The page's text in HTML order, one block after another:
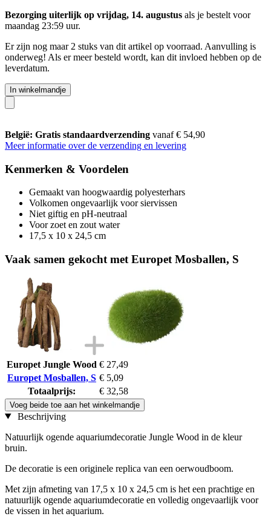
Bezorging uiterlijk op vrijdag, 14. augustus als je bestelt voor
maandag 23:59 uur.
Er zijn nog maar 2 stuks van dit artikel op voorraad. Aanvulling is
onderweg! Als er meer besteld wordt, kan dit invloed hebben op de
leverdatum.
In winkelmandje
België: Gratis standaardverzending vanaf € 54,90
Meer informatie over de verzending en levering
Kenmerken & Voordelen
Gemaakt van hoogwaardig polyesterhars
Volkomen ongevaarlijk voor siervissen
Niet giftig en pH-neutraal
Voor zoet en zout water
17,5 x 10 x 24,5 cm
Vaak samen gekocht met Europet Mosballen, S
Europet Jungle Wood € 27,49
Europet Mosballen, S € 5,09
Totaalprijs:
€ 32,58
Voeg beide toe aan het winkelmandje
Beschrijving
Natuurlijk ogende aquariumdecoratie Jungle Wood in de kleur
bruin.
De decoratie is een originele replica van een oerwoudboom.
Met zijn afmeting van 17,5 x 10 x 24,5 cm is het een prachtige en
natuurlijk ogende aquariumdecoratie en volledig ongevaarlijk voor
de vissen in het aquarium.